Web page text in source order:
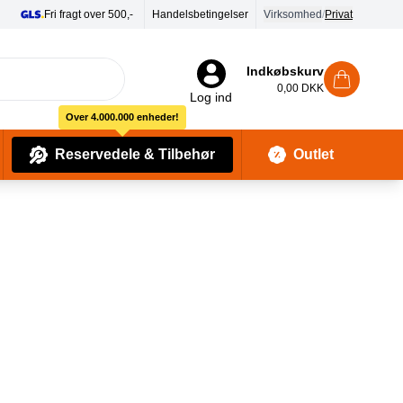
Handelsbetingelser Virksomhed/Privat
Log ind
Indkøbskurv
0,00 DKK
Reservedele & Tilbehør
Over 4.000.000 enheder!
Outlet